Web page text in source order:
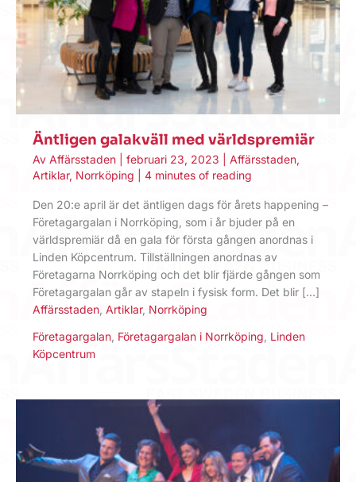
Äntligen galakväll med världspremiär
Av Affärsstaden februari 23, 2023 Affärsstaden,
Artiklar, Norrköping 4 minutes of reading
Den 20:e april är det äntligen dags för årets happening –
Företagargalan i Norrköping, som i år bjuder på en
världspremiär då en gala för första gången anordnas i
Linden Köp­centrum. Tillställningen anordnas av
Företagarna Norrköping och det blir fjärde gången som
Företagargalan går av stapeln i fysisk form. Det blir […]
Affärsstaden Artiklar, Norrköping
Företagargalan Företagargalan i Norrköping Linden
Köpcentrum